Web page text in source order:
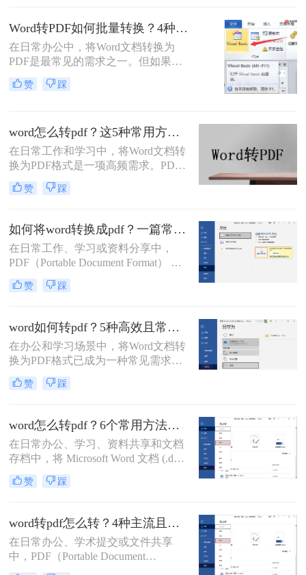
为PDF的方法，帮助您根据需求选择
最合适的方案。
Word转PDF如何批量转换？4种高效方法详解！
在日常办公中，将Word文档转换为
PDF是最常见的需求之一。但如果你
手头有几十个甚至上百个Word文件需
要逐一转换，手动操作无疑会消耗大
高效方法，涵盖办公软件自带功能、
专业转换工具、在线服务以及编程脚
本。每个方法都包含完整操作步骤、
实际需求选择最合适的方案。
赞 踩
word怎么转pdf？这5种常用方法了解一下！
在日常工作和学习中，将Word文档转
换为PDF格式是一项高频需求。PDF
格式以其格式固定、兼容性强的特
点，成为文件共享和打印的首选。那
Word转PDF的常用方法，帮助您高效
完成转换任务。
赞 踩
如何将word转换成pdf？一篇常用方法详解！
在日常工作、学习或资料分享中，
PDF（Portable Document Format） 因
其格式固定、兼容性强、易于打印和
加密等优点，成为文件传输和存档的
或 .doc） 则是我们编辑文档的主要工
具。将 Word 转换成 PDF 是一项非常
高频且实用的操作。那么如何将word
转换成pdf呢？本文将详细介绍几种主
流、安全且高效的转换方法。
赞 踩
word如何转pdf？5种高效且常用方法详解！
在办公和学习场景中，将Word文档转
换为PDF格式已成为一种常见需求。
PDF格式因其兼容性强、排版稳定、
安全性高等特点，能够有效避免因设
错乱问题。那么word如何转pdf呢？本
文将详细介绍5种高效且常用的Word
转PDF方法，帮助用户根据实际需求
选择最合适的方式。
赞 踩
word怎么转pdf？6个常用方法详解！
在日常办公、学习、资料共享和文档
存档中，将 Microsoft Word 文档 (.doc,
.docx) 转换为 PDF (Portable Document
Format) 格式是一项非常普遍且重要的
强、排版固定、易于打印、文件大小
相对可控以及良好的安全性而广受欢
迎。那么word怎么转pdf呢？本文将详
细介绍几种最常用、最便捷的 Word
赞 踩
word转pdf怎么转？4种主流且高效方法详解！
在日常办公、学术提交或文件共享
中，PDF（Portable Document
Format，便携式文档格式）因其卓越